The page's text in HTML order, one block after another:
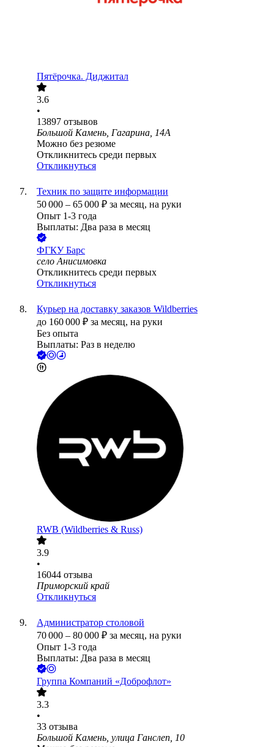
Пятёрочка. Диджитал
3.6
•
13897 отзывов
Большой Камень, Гагарина, 14А
Можно без резюме
Откликнитесь среди первых
Откликнуться
Техник по защите информации
50 000 – 65 000 ₽ за месяц, на руки
Опыт 1-3 года
Выплаты: Два раза в месяц
ФГКУ Барс
село Анисимовка
Откликнитесь среди первых
Откликнуться
Курьер на доставку заказов Wildberries
до 160 000 ₽ за месяц, на руки
Без опыта
Выплаты: Раз в неделю
RWB (Wildberries & Russ)
3.9
•
16044 отзыва
Приморский край
Откликнуться
Администратор столовой
70 000 – 80 000 ₽ за месяц, на руки
Опыт 1-3 года
Выплаты: Два раза в месяц
Группа Компаний «Доброфлот»
3.3
•
33 отзыва
Большой Камень, улица Ганслеп, 10